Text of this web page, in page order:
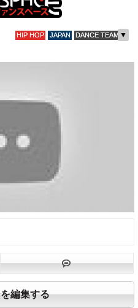
HIP HOP JAPAN DANCE TEAM ▼
編集する